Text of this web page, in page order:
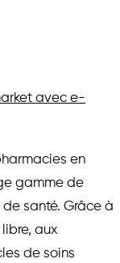
avec e-
en
gamme de
santé. Grâce à
aux
de soins